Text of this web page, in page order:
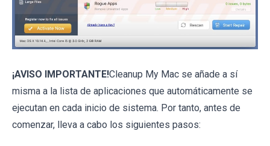
¡AVISO IMPORTANTE!Cleanup My Mac se añade a sí
misma a la lista de aplicaciones que automáticamente se
ejecutan en cada inicio de sistema. Por tanto, antes de
comenzar, lleva a cabo los siguientes pasos: